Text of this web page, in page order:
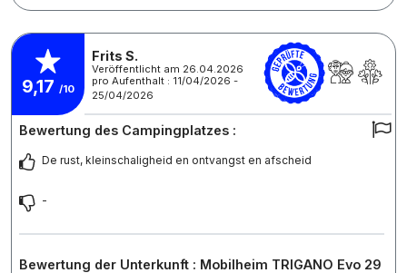
9,17 /10
Frits S.
Veröffentlicht am 26.04.2026
pro Aufenthalt : 11/04/2026 -
25/04/2026
Bewertung des Campingplatzes :
De rust, kleinschaligheid en ontvangst en afscheid
-
Bewertung der Unterkunft : Mobilheim TRIGANO Evo 29